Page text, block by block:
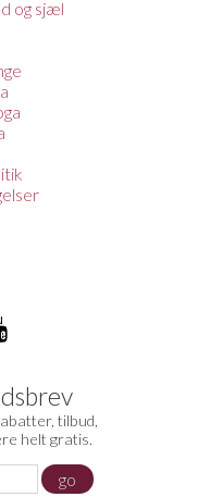
og sjæl
tilbud,
helt gratis.